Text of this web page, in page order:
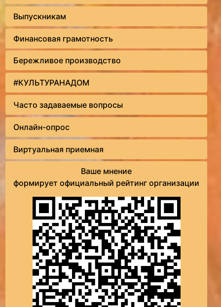
Выпускникам
Финансовая грамотность
Бережливое производство
#КУЛЬТУРАНАДОМ
Часто задаваемые вопросы
Онлайн-опрос
Виртуальная приемная
Ваше мнение
формирует официальный рейтинг организации